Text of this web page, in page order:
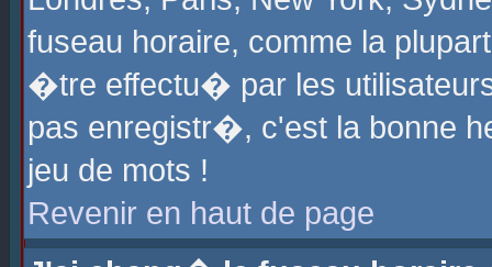
fuseau horaire, comme la
�tre effectu� par les
pas enregistr�, c'est la bonne
jeu de mots !
Revenir en haut de page